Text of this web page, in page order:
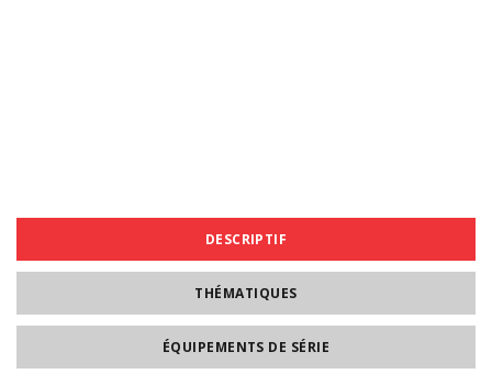
DESCRIPTIF
THÉMATIQUES
ÉQUIPEMENTS DE SÉRIE